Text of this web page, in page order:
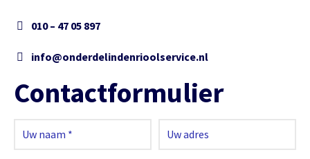
010 – 47 05 897
info@onderdelindenrioolservice.nl
Contactformulier